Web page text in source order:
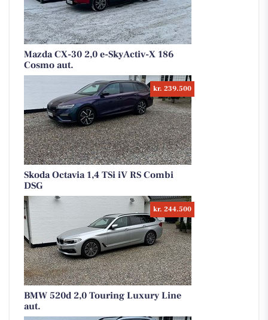
Mazda CX-30 2,0 e-SkyActiv-X 186
Cosmo aut.
kr. 239.500
Skoda Octavia 1,4 TSi iV RS Combi
DSG
kr. 244.500
BMW 520d 2,0 Touring Luxury Line
aut.